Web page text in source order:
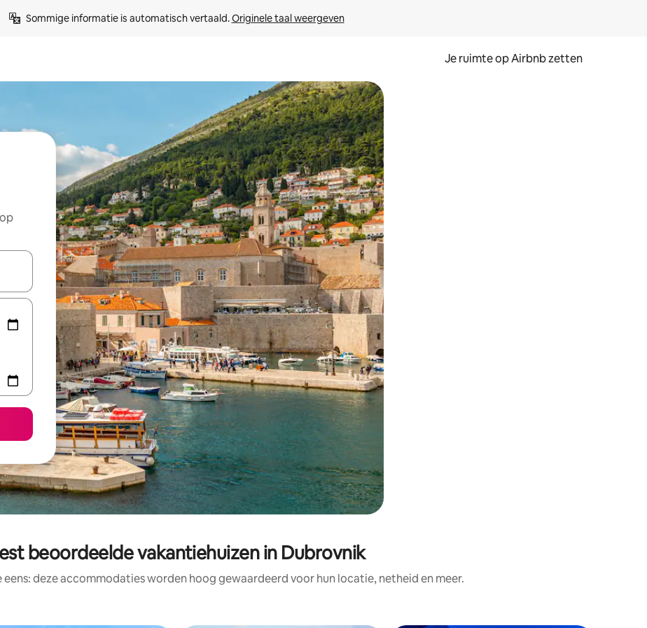
Sommige informatie is automatisch vertaald. Originele taal weergeven
Je ruimte op Airbnb zetten
je een keuze met je de pijltjestoetsen omhoog en omlaag, óf door te tikken of swipen.
beoordeelde vakantiehuizen in Dubrovnik
eens: deze accommodaties worden hoog gewaardeerd voor hun locatie, netheid en meer.